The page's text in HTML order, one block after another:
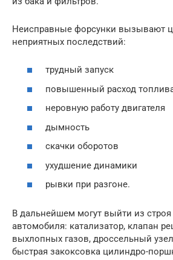
Неисправные форсунки вызывают
неприятных последствий:
трудный запуск
повышенный расход
неровную работу двигателя
дымность
скачки оборотов
ухудшение динамики
рывки при разгоне.
В дальнейшем могут выйти из
автомобиля: катализатор, клапан
выхлопных газов, дроссельный
быстрая закоксовка цилиндро-